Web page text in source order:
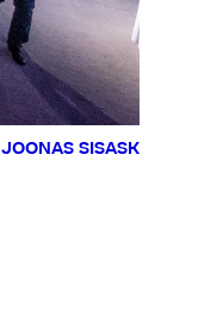
JOONAS SISASK